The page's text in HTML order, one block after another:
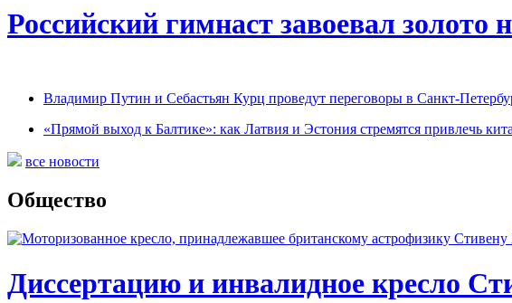
Российский гимнаст завоевал золото
Владимир Путин и Себастьян Курц проведут переговоры в Санкт-
«Прямой выход к Балтике»: как Латвия и Эстония стремятся привлечь
все новости
Общество
Диссертацию и инвалидное кресло